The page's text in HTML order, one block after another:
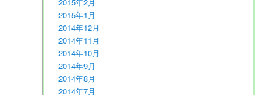
2015年1月
2014年12月
2014年11月
2014年10月
2014年9月
2014年8月
2014年7月